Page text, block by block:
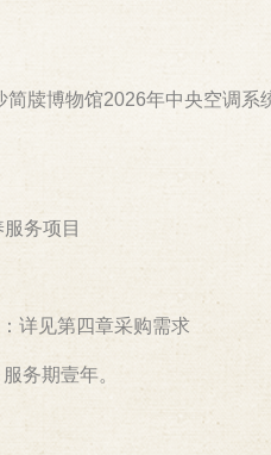
牍博物馆2026年中央空调
务项目
详见第四章采购需求
务期壹年。